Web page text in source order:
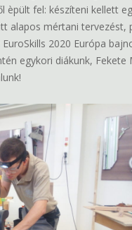
èpült fel: készíteni kellett
alapos mértani
2020 Európa
egykori diákunk,